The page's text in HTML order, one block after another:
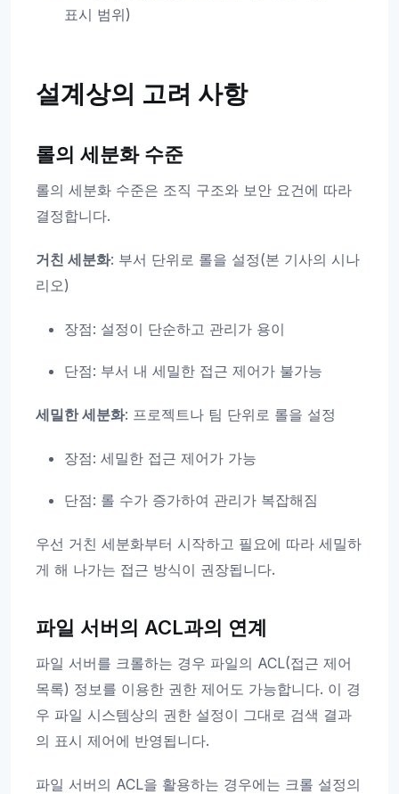
표시 범위)
설계상의 고려 사항
롤의 세분화 수준
롤의 세분화 수준은 조직 구조와 보안 요건에 따라
결정합니다.
거친 세분화: 부서 단위로 롤을 설정(본 기사의 시나
리오)
장점: 설정이 단순하고 관리가 용이
단점: 부서 내 세밀한 접근 제어가 불가능
세밀한 세분화: 프로젝트나 팀 단위로 롤을 설정
장점: 세밀한 접근 제어가 가능
단점: 롤 수가 증가하여 관리가 복잡해짐
우선 거친 세분화부터 시작하고 필요에 따라 세밀하
게 해 나가는 접근 방식이 권장됩니다.
파일 서버의 ACL과의 연계
파일 서버를 크롤하는 경우 파일의 ACL(접근 제어
목록) 정보를 이용한 권한 제어도 가능합니다. 이 경
우 파일 시스템상의 권한 설정이 그대로 검색 결과
의 표시 제어에 반영됩니다.
파일 서버의 ACL을 활용하는 경우에는 크롤 설정의